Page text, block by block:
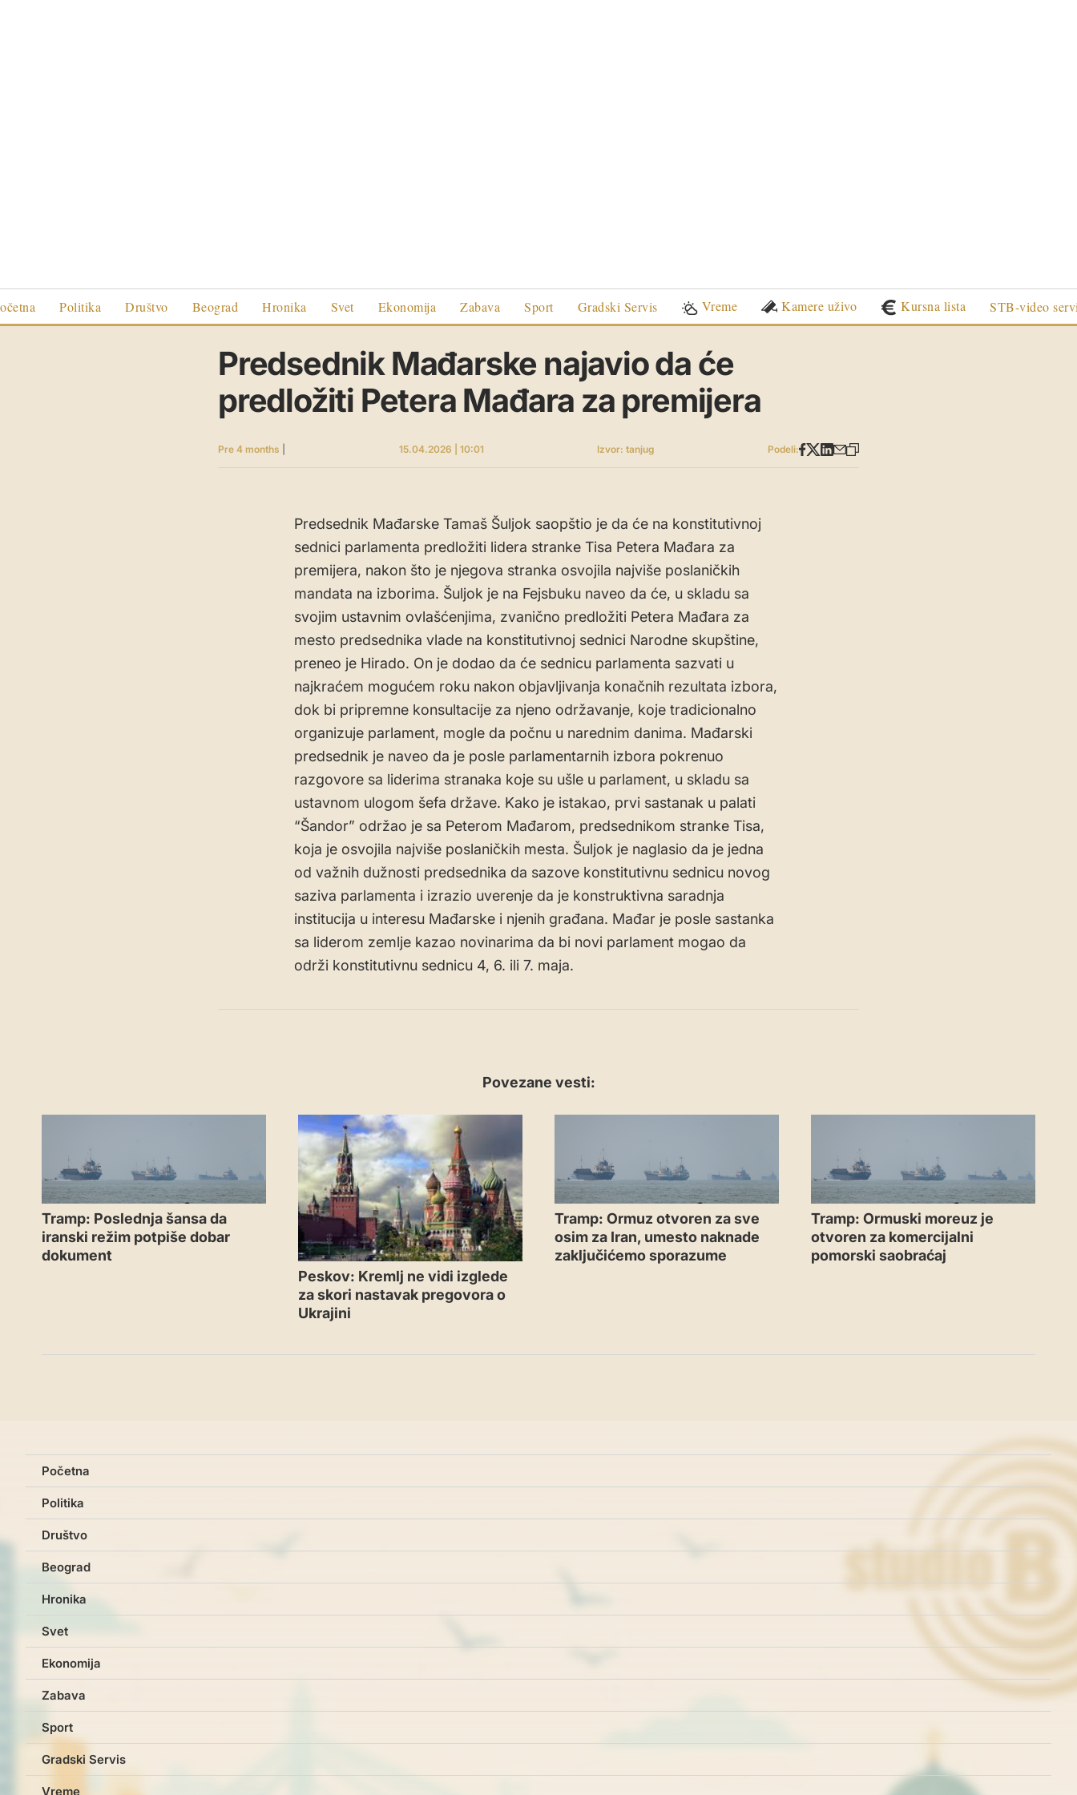
Politika Društvo Beograd Hronika Svet Ekonomija Zabava Sport Gradski Servis Vreme Kamere uživo Kursna lista STB-video
Predsednik Mađarske najavio da će
predložiti Petera Mađara za premijera
Pre 4 months 15.04.2026 | 10:01 Izvor: tanjug Podeli:
Predsednik Mađarske Tamaš Šuljok saopštio je da će na konstitutivnoj
sednici parlamenta predložiti lidera stranke Tisa Petera Mađara za
premijera, nakon što je njegova stranka osvojila najviše poslaničkih
mandata na izborima. Šuljok je na Fejsbuku naveo da će, u skladu sa
svojim ustavnim ovlašćenjima, zvanično predložiti Petera Mađara za
mesto predsednika vlade na konstitutivnoj sednici Narodne skupštine,
preneo je Hirado. On je dodao da će sednicu parlamenta sazvati u
najkraćem mogućem roku nakon objavljivanja konačnih rezultata izbora,
dok bi pripremne konsultacije za njeno održavanje, koje tradicionalno
organizuje parlament, mogle da počnu u narednim danima. Mađarski
predsednik je naveo da je posle parlamentarnih izbora pokrenuo
razgovore sa liderima stranaka koje su ušle u parlament, u skladu sa
ustavnom ulogom šefa države. Kako je istakao, prvi sastanak u palati
“Šandor” održao je sa Peterom Mađarom, predsednikom stranke Tisa,
koja je osvojila najviše poslaničkih mesta. Šuljok je naglasio da je jedna
od važnih dužnosti predsednika da sazove konstitutivnu sednicu novog
saziva parlamenta i izrazio uverenje da je konstruktivna saradnja
institucija u interesu Mađarske i njenih građana. Mađar je posle sastanka
sa liderom zemlje kazao novinarima da bi novi parlament mogao da
održi konstitutivnu sednicu 4, 6. ili 7. maja.
Povezane vesti:
Tramp: Poslednja šansa da
iranski režim potpiše dobar
dokument
Peskov: Kremlj ne vidi izglede
za skori nastavak pregovora o
Ukrajini
Tramp: Ormuz otvoren za sve
osim za Iran, umesto naknade
zaključićemo sporazume
Tramp: Ormuski moreuz je
otvoren za komercijalni
pomorski saobraćaj
Početna
Politika
Društvo
Beograd
Hronika
Svet
Ekonomija
Zabava
Sport
Gradski Servis
Vreme